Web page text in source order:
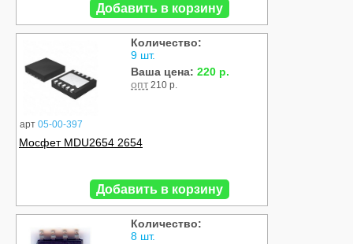
Добавить в корзину
арт 05-00-397
Количество:
9 шт.
Ваша цена: 220 р.
опт 210 р.
Мосфет MDU2654 2654
Добавить в корзину
Количество:
8 шт.